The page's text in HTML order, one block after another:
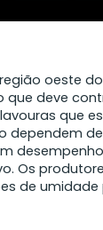
oeste
que deve
que
dependem
Os
de umidade